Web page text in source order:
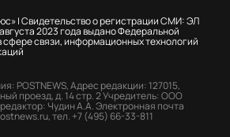
|Свидетельство о регистрации СМИ: ЭЛ
2023 года выдано Федеральной
сфере связи, информационных технологий
POSTNEWS,Адрес редакции: 127015,
проезд, д. 14 стр. 2Учредитель: ООО
Чудин А.А.Электронная почта
,тел. +7 (495) 66-33-811